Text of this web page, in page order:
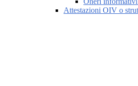
Attestazioni OIV o